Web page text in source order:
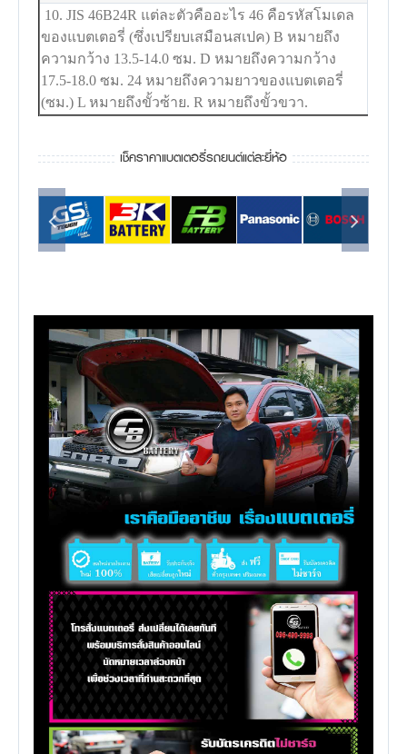
10. JIS 46B24R แต่ละตัวคืออะไร 46 คือรหัสโมเดล
ของแบตเตอรี่ (ซึ่งเปรียบเสมือนสเปค) B หมายถึง
ความกว้าง 13.5-14.0 ซม. D หมายถึงความกว้าง
17.5-18.0 ซม. 24 หมายถึงความยาวของแบตเตอรี่
(ซม.) L หมายถึงขั้วซ้าย. R หมายถึงขั้วขวา.
เช็คราคาแบตเตอรี่รถยนต์แต่ละยี่ห้อ